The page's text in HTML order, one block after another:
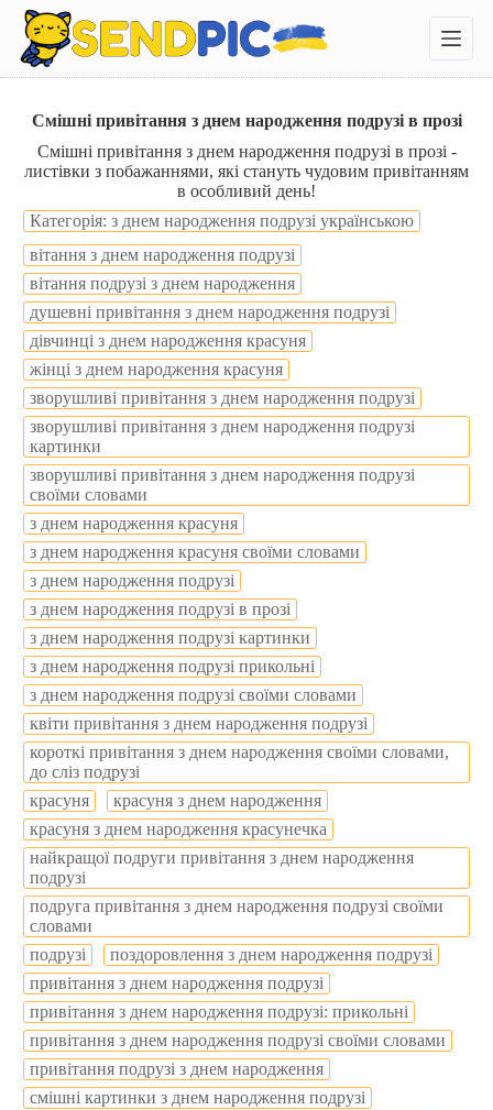
П
е
р
е
о
м
і
т
у
Смішні привітання з днем народження подрузі в прозі
Смішні привітання з днем народження подрузі в прозі -
листівки з побажаннями, які стануть чудовим привітанням
в особливий день!
Категорія: з днем народження подрузі українською
вітання з днем народження подрузі
вітання подрузі з днем народження
душевні привітання з днем народження подрузі
дівчинці з днем народження красуня
жінці з днем народження красуня
зворушливі привітання з днем народження подрузі
зворушливі привітання з днем народження подрузі
картинки
зворушливі привітання з днем народження подрузі
своїми словами
з днем народження красуня
з днем народження красуня своїми словами
з днем народження подрузі
з днем народження подрузі в прозі
з днем народження подрузі картинки
з днем народження подрузі прикольні
з днем народження подрузі своїми словами
квіти привітання з днем народження подрузі
короткі привітання з днем народження своїми словами,
до сліз подрузі
красуня
красуня з днем народження
красуня з днем народження красунечка
найкращої подруги привітання з днем народження
подрузі
подруга привітання з днем народження подрузі своїми
словами
подрузі
поздоровлення з днем народження подрузі
привітання з днем народження подрузі
привітання з днем народження подрузі: прикольні
привітання з днем народження подрузі своїми словами
привітання подрузі з днем народження
смішні картинки з днем народження подрузі